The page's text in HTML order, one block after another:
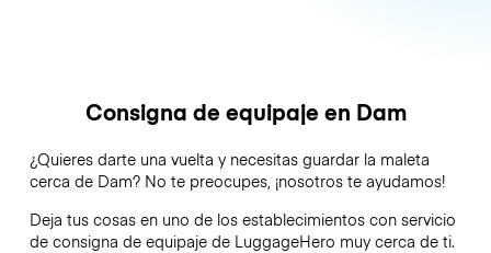
Consigna de equipaje en Dam
¿Quieres darte una vuelta y necesitas guardar la maleta
cerca de Dam? No te preocupes, ¡nosotros te ayudamos!
Deja tus cosas en uno de los establecimientos con servicio
de consigna de equipaje de LuggageHero muy cerca de ti.